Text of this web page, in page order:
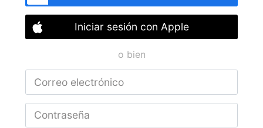
Iniciar sesión con Apple
o bien